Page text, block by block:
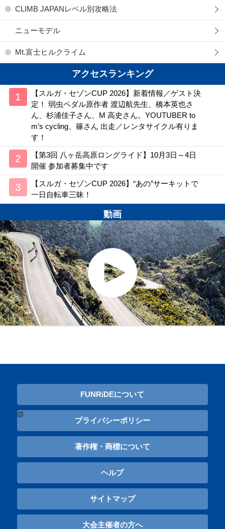
CLIMB JAPANレベル別攻略法
ニューモデル
Mt.富士ヒルクライム
アクセスランキング
【スルガ・セゾンCUP 2026】新着情報／ゲスト決
定！ 弱虫ペダル原作者 渡辺航先生、橋本英也さ
ん、杉浦佳子さん、M 高史さん。YOUTUBER to
m’s cycling、篠さん 出走／レンタサイクル有りま
す！
【第3回 八ヶ岳高原ロングライド】10月3日～4日
開催 参加者募集中です
【スルガ・セゾンCUP 2026】“あの”サーキットで
一日自転車三昧！
動画
FUNRiDEについて
プライバシーポリシー
著作権・商標について
ヘルプ
サイトマップ
大会主催者の方へ